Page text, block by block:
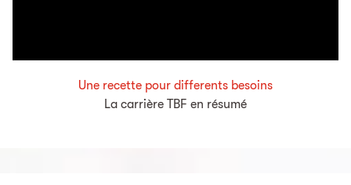
Une recette pour differents besoins
La carrière TBF en résumé